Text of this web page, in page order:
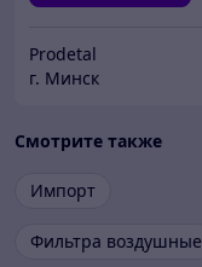
Prodetal
г. Минск
Смотрите также
Импорт
Фильтра воздушные